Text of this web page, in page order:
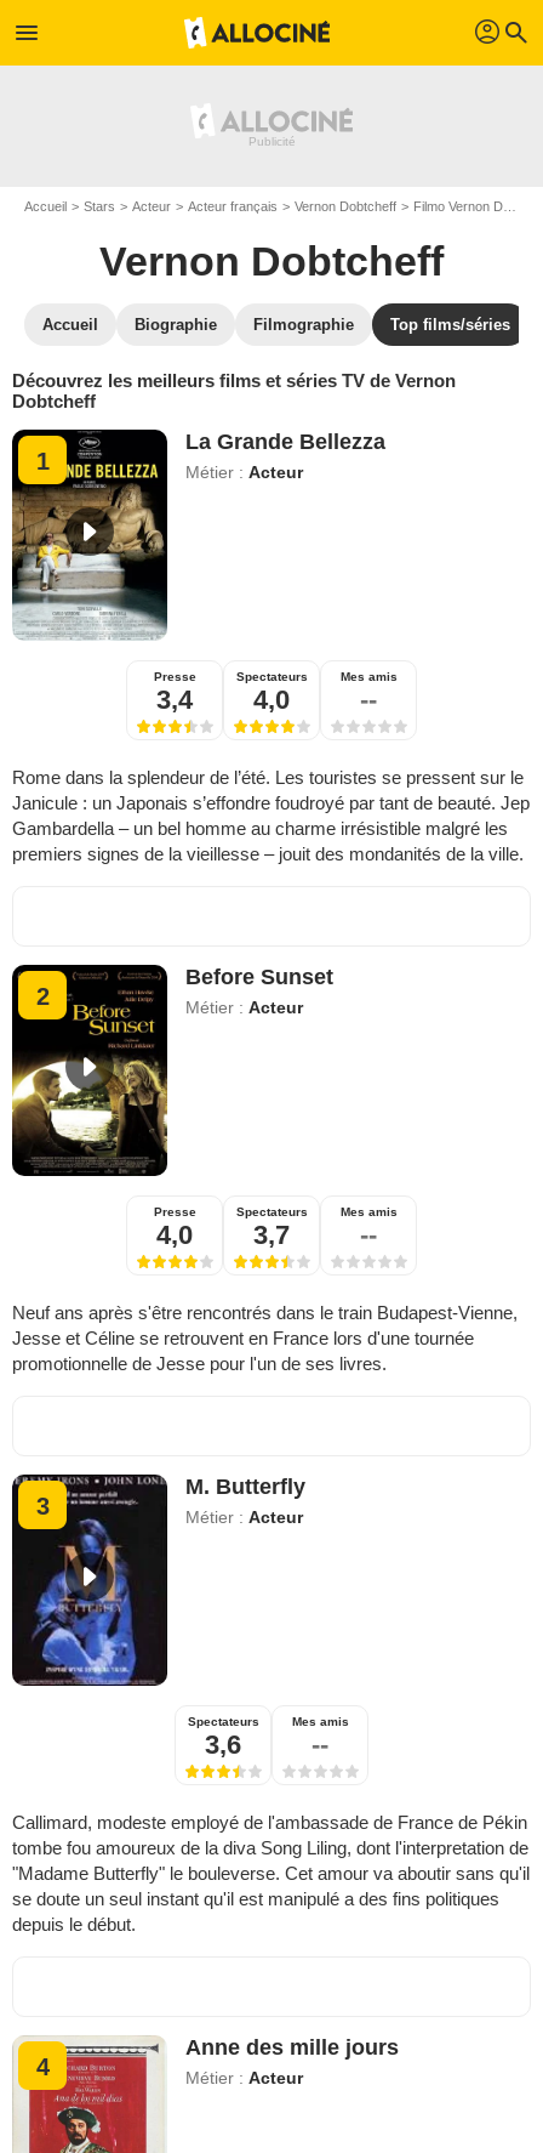
menu profil search
Accueil Stars Acteur Acteur français Vernon Dobtcheff Filmo Vernon Dobtcheff
Vernon Dobtcheff
Accueil Biographie Filmographie Top films/séries
Découvrez les meilleurs films et séries TV de Vernon
Dobtcheff
1
La Grande Bellezza
Métier :Acteur
Presse
3,4
Spectateurs
4,0
Mes amis
--
Rome dans la splendeur de l’été. Les touristes se pressent sur le
Janicule : un Japonais s’effondre foudroyé par tant de beauté. Jep
Gambardella – un bel homme au charme irrésistible malgré les
premiers signes de la vieillesse – jouit des mondanités de la ville.
2
Before Sunset
Métier :Acteur
Presse
4,0
Spectateurs
3,7
Mes amis
--
Neuf ans après s'être rencontrés dans le train Budapest-Vienne,
Jesse et Céline se retrouvent en France lors d'une tournée
promotionnelle de Jesse pour l'un de ses livres.
3
M. Butterfly
Métier :Acteur
Spectateurs
3,6
Mes amis
--
Callimard, modeste employé de l'ambassade de France de Pékin
tombe fou amoureux de la diva Song Liling, dont l'interpretation de
"Madame Butterfly" le bouleverse. Cet amour va aboutir sans qu'il
se doute un seul instant qu'il est manipulé a des fins politiques
depuis le début.
4
Anne des mille jours
Métier :Acteur